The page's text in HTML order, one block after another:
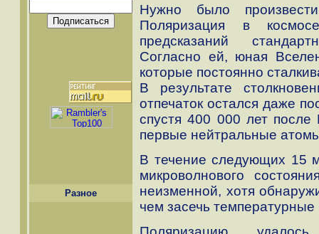
Разное
Нужно было
Поляризация в
предсказаний
Согласно ей, юная
которые постоянно
В результате
отпечаток остался даже
спустя 400 000 лет
первые нейтральные
В течение следующих 15
микроволнового
неизменной, хотя
чем засечь температурные